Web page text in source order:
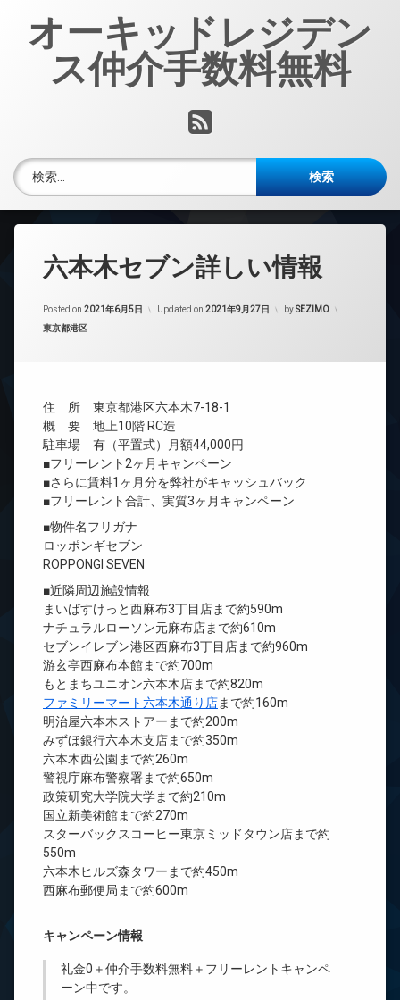
オーキッドレジデン
ス仲介手数料無料
RSS
検索:
六本木セブン詳しい情報
Posted on 2021年6月5日 Updated on 2021年9月27日 bySEZIMO
カテゴリー:
東京都港区
住 所 東京都港区六本木7-18-1
概 要 地上10階 RC造
駐車場 有（平置式）月額44,000円
■フリーレント2ヶ月キャンペーン
■さらに賃料1ヶ月分を弊社がキャッシュバック
■フリーレント合計、実質3ヶ月キャンペーン
■物件名フリガナ
ロッポンギセブン
ROPPONGI SEVEN
■近隣周辺施設情報
まいばすけっと西麻布3丁目店まで約590m
ナチュラルローソン元麻布店まで約610m
セブンイレブン港区西麻布3丁目店まで約960m
游玄亭西麻布本館まで約700m
もとまちユニオン六本木店まで約820m
ファミリーマート六本木通り店まで約160m
明治屋六本木ストアーまで約200m
みずほ銀行六本木支店まで約350m
六本木西公園まで約260m
警視庁麻布警察署まで約650m
政策研究大学院大学まで約210m
国立新美術館まで約270m
スターバックスコーヒー東京ミッドタウン店まで約
550m
六本木ヒルズ森タワーまで約450m
西麻布郵便局まで約600m
キャンペーン情報
礼金0 ＋仲介手数料無料＋ フリーレント キャンペ
ーン中です。